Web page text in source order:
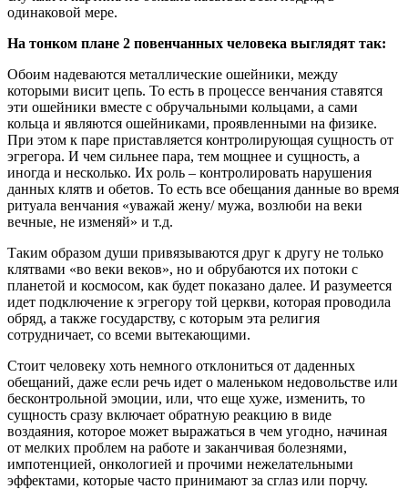
одинаковой мере.
На тонком плане 2 повенчанных человека выглядят так:
Обоим надеваются металлические ошейники, между
которыми висит цепь. То есть в процессе венчания ставятся
эти ошейники вместе с обручальными кольцами, а сами
кольца и являются ошейниками, проявленными на физике.
При этом к паре приставляется контролирующая сущность от
эгрегора. И чем сильнее пара, тем мощнее и сущность, а
иногда и несколько. Их роль – контролировать нарушения
данных клятв и обетов. То есть все обещания данные во время
ритуала венчания «уважай жену/ мужа, возлюби на веки
вечные, не изменяй» и т.д.
Таким образом души привязываются друг к другу не только
клятвами «во веки веков», но и обрубаются их потоки с
планетой и космосом, как будет показано далее. И разумеется
идет подключение к эгрегору той церкви, которая проводила
обряд, а также государству, с которым эта религия
сотрудничает, со всеми вытекающими.
Стоит человеку хоть немного отклониться от даденных
обещаний, даже если речь идет о маленьком недовольстве или
бесконтрольной эмоции, или, что еще хуже, изменить, то
сущность сразу включает обратную реакцию в виде
воздаяния, которое может выражаться в чем угодно, начиная
от мелких проблем на работе и заканчивая болезнями,
импотенцией, онкологией и прочими нежелательными
эффектами, которые часто принимают за сглаз или порчу.